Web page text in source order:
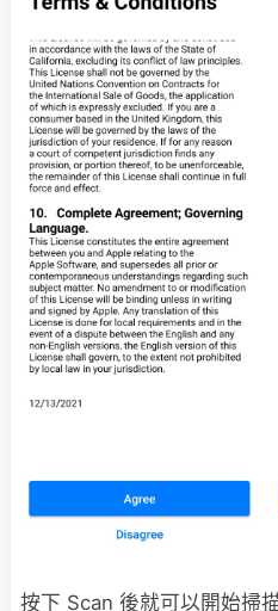
按下 Scan 後就可以開始掃